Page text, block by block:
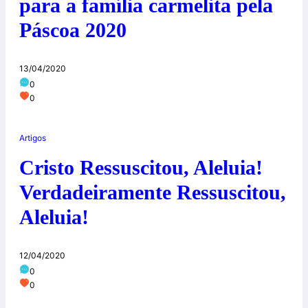
para a família carmelita pela
Páscoa 2020
13/04/2020
0
0
Artigos
Cristo Ressuscitou, Aleluia!
Verdadeiramente Ressuscitou,
Aleluia!
12/04/2020
0
0